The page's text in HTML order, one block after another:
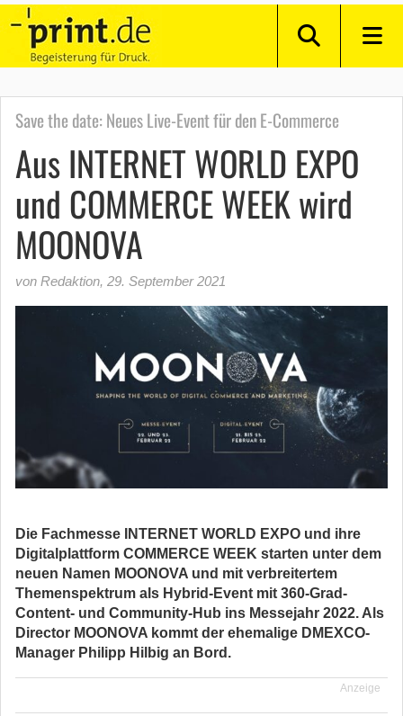
Save the date: Neues Live-Event für den E-Commerce
Aus INTERNET WORLD EXPO
und COMMERCE WEEK wird
MOONOVA
von Redaktion, 29. September 2021
Die Fachmesse INTERNET WORLD EXPO und ihre
Digitalplattform COMMERCE WEEK starten unter dem
neuen Namen MOONOVA und mit verbreitertem
Themenspektrum als Hybrid-Event mit 360-Grad-
Content- und Community-Hub ins Messejahr 2022. Als
Director MOONOVA kommt der ehemalige DMEXCO-
Manager Philipp Hilbig an Bord.
Anzeige